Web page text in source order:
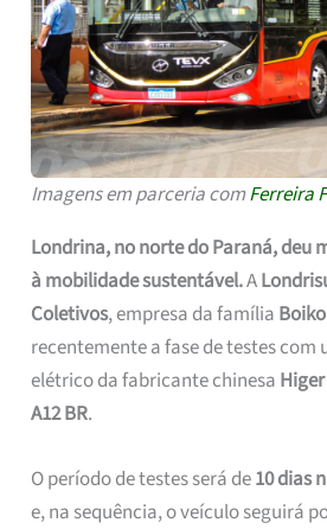
Imagens em parceria comFerreira
Londrina, no norte do Paraná, deu
à mobilidade sustentável.A
Coletivos, empresa da família Boiko
recentemente a fase de testes com
elétrico da fabricante chinesa
A12 BR.
O período de testes será de10 dias
e, na sequência, o veículo seguirá